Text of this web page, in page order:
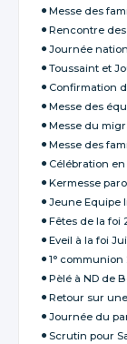
Messe des
Rencontre
Journée
Toussaint et
Confirmation
Messe des
Messe du
Messe des
Célébration
Kermesse
Jeune Equipe
Fêtes de la foi
Eveil à la foi
1° communion
Pèlé à ND de
Retour sur
Journée du
Scrutin pour